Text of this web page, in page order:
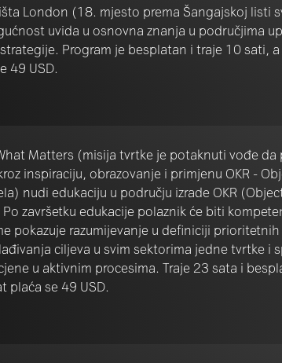
London (18. mjesto prema Šangajskoj listi
uvida u osnovna znanja u područjima
Program je besplatan i traje 10 sati,
49 USD.
Matters (misija tvrtke je potaknuti vođe da
inspiraciju, obrazovanje i primjenu OKR -
nudi edukaciju u području izrade OKR
završetku edukacije polaznik će biti
pokazuje razumijevanje u definiciji
ciljeva u svim sektorima jedne tvrtke i
u aktivnim procesima. Traje 23 sata i
plaća se 49 USD.